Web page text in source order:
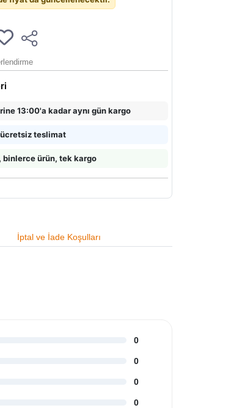
13:00'a kadar aynı gün kargo
ücretsiz teslimat
ürün, tek kargo
İptal ve İade Koşulları
0
0
0
0